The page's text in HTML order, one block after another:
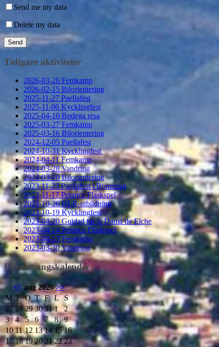
Send me my data
Delete my data
Tidigare aktiviteter
2026-03-26 Femkamp
2026-02-15 Bilorientering
2025-11-27 Paellafest
2025-11-06 Kycklingfest
2025-04-10 Bodega resa
2025-03-27 Femkamp
2025-03-16 Bilorientering
2024-12-05 Paellafest
2024-10-31 Kycklingfest
2024-04-11 Femkamp
2024-03-28 Vandring
2024-03-10 Bilorientering
2023-11-23 Paellafest i Romerian
2023-11-17 Petanca Flaskspel
2023-10-26 HLR-utbildning
2023-10-19 Kycklingfest
2023-04-20 Guidad tur la Dama de Elche
2023-04-14 Petanca Flaskspel
2023-04-13 Femkamp
2023-03-30 Vandring
Evenemangskalender
<<aug 2026>>
M T O T F L S
27 28 29 30 31 1
2
3
4 5 6 7 8
9
10 11 12 13 14 15 16
17 18 19 20 21 22 23